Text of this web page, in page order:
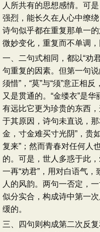
人所共有的思想感情。可
强烈，能长久在人心中缭
诗句似乎都在重复那单一
微妙变化，重复而不单调
一、二句式相同，都以“劝
句重复的因素。但第一句
须惜”，“莫”与“须”意正相
又是贯通的。“金缕衣”是
有远比它更为珍贵的东西，
于其原因，诗句未直说，
金，寸金难买寸光阴”，贵
复来”；然而青春对任何人
的。可是，世人多惑于此
一再“劝君”，用对白语气
人的风韵。两句一否定，
似分实合，构成诗中第一
缓的。
三、四句则构成第二次反